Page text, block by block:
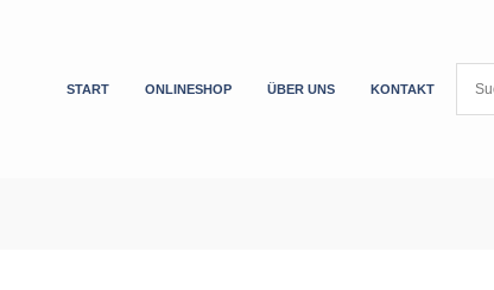
START ONLINESHOP ÜBER UNS
KONTAKT